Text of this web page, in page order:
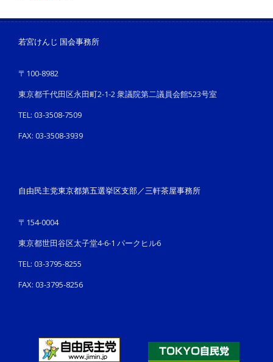
若宮けんじ 国会事務所
〒100-8982
東京都千代田区永田町2-1-2 衆議院第二議員会館523号室
TEL: 03-3508-7509
FAX: 03-3508-3939
自由民主党東京都第五選挙区支部／三軒茶屋事務所
〒154-0004
東京都世田谷区太子堂4-6-1 パークヒル6
TEL: 03-3795-8255
FAX: 03-3795-8256